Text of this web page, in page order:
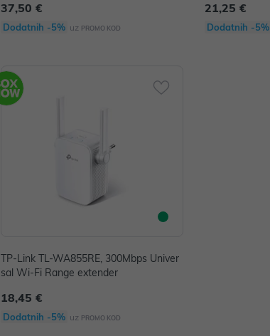
37,50 €
Dodatnih -5% uz PROMO KOD
21,25 €
Dodatnih -5%
TP-Link TL-WA855RE, 300Mbps Univer
sal Wi-Fi Range extender
18,45 €
Dodatnih -5% uz PROMO KOD